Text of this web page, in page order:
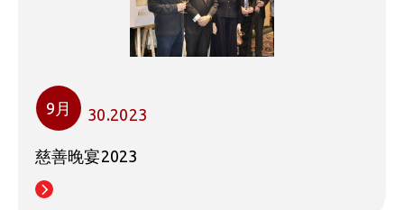
9月 30.2023
慈善晚宴2023